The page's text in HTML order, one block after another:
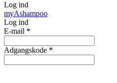
Log ind
myAshampoo
Log ind
E-mail *
Adgangskode *